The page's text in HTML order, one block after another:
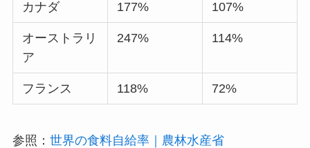
カナダ 177% 107%
オーストラリ
ア
247% 114%
フランス 118% 72%
参照： 世界の食料自給率｜農林水産省